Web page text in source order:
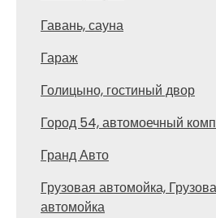
Гавань, сауна
Гараж
Голицыно, гостиный двор
Город 54, автомоечный
Гранд Авто
Грузовая автомойка,
автомойка